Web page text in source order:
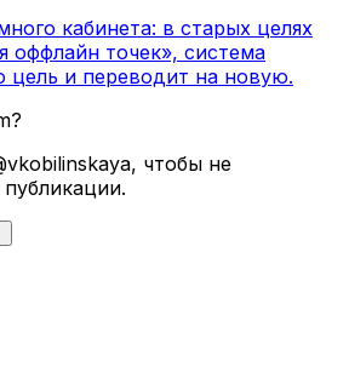
кабинета: в старых целях
оффлайн точек», система
цель и переводит на новую.
чтобы не